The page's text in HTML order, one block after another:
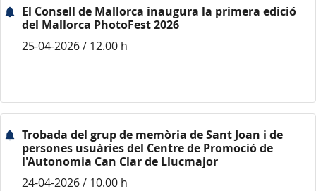
El Consell de Mallorca inaugura la primera edició
del Mallorca PhotoFest 2026
25-04-2026 / 12.00 h
Trobada del grup de memòria de Sant Joan i de
persones usuàries del Centre de Promoció de
l'Autonomia Can Clar de Llucmajor
24-04-2026 / 10.00 h